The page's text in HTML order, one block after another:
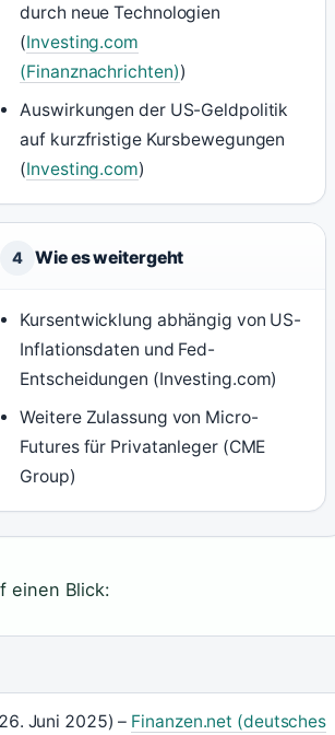
durch neue Technologien
(Investing.com
(Finanznachrichten))
Auswirkungen der US-Geldpolitik
auf kurzfristige Kursbewegungen
(Investing.com)
4 Wie es weitergeht
Kursentwicklung abhängig von US-
Inflationsdaten und Fed-
Entscheidungen (Investing.com)
Weitere Zulassung von Micro-
Futures für Privatanleger (CME
Group)
einen Blick:
Juni 2025) – Finanzen.net (deutsches